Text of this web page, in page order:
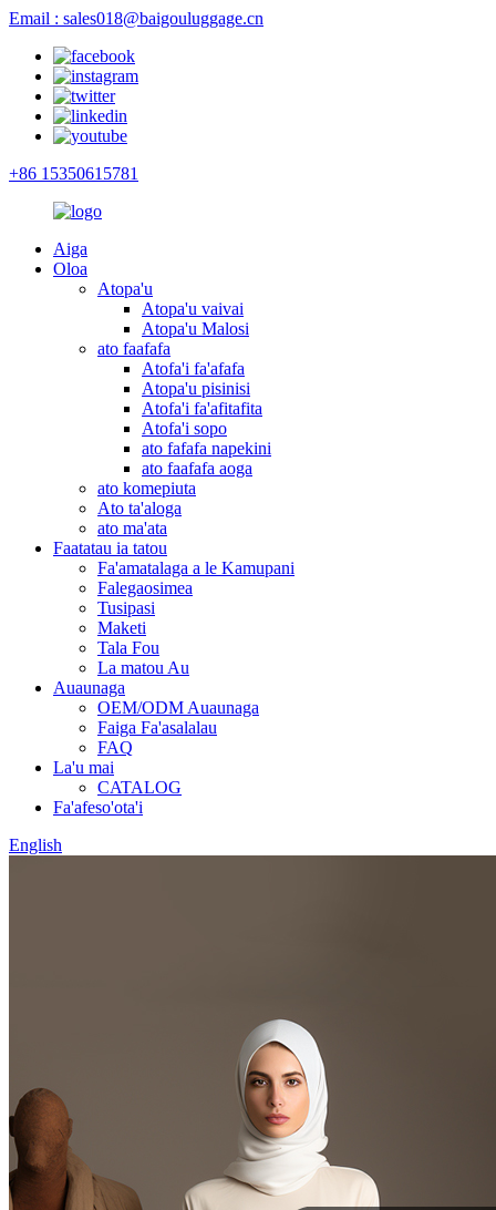
Email : sales018@baigouluggage.cn
+86 15350615781
Aiga
Oloa
Atopa'u
Atopa'u vaivai
Atopa'u Malosi
ato faafafa
Atofa'i fa'afafa
Atopa'u pisinisi
Atofa'i fa'afitafita
Atofa'i sopo
ato fafafa napekini
ato faafafa aoga
ato komepiuta
Ato ta'aloga
ato ma'ata
Faatatau ia tatou
Fa'amatalaga a le Kamupani
Falegaosimea
Tusipasi
Maketi
Tala Fou
La matou Au
Auaunaga
OEM/ODM Auaunaga
Faiga Fa'asalalau
FAQ
La'u mai
CATALOG
Fa'afeso'ota'i
English